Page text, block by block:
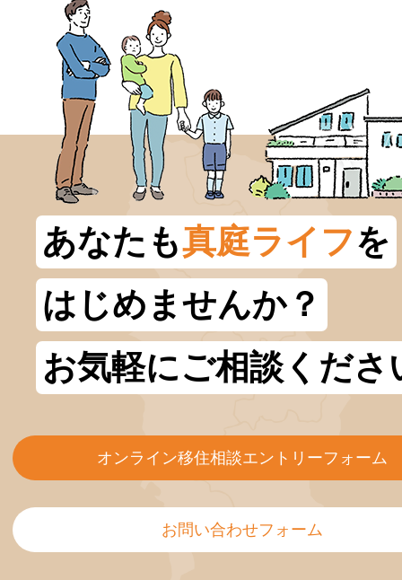
あなたも真庭ライフを
はじめませんか？
お気軽にご相談くださ
オンライン移住相談エントリーフォーム
お問い合わせフォーム